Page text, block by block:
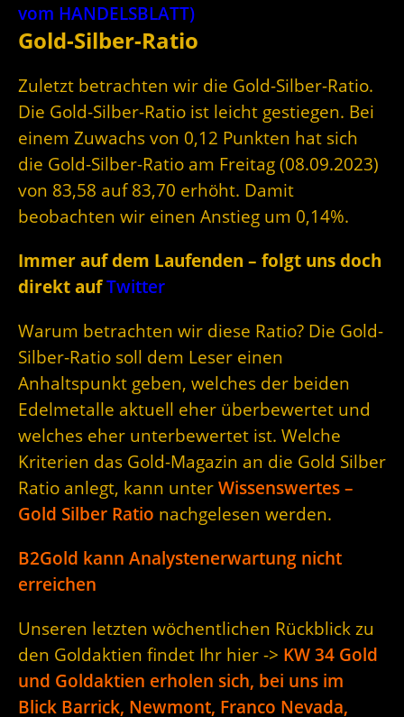
vom HANDELSBLATT)
Gold-Silber-Ratio
Zuletzt betrachten wir die Gold-Silber-Ratio.
Die Gold-Silber-Ratio ist leicht gestiegen. Bei
einem Zuwachs von 0,12 Punkten hat sich
die Gold-Silber-Ratio am Freitag (08.09.2023)
von 83,58 auf 83,70 erhöht. Damit
beobachten wir einen Anstieg um 0,14%.
Immer auf dem Laufenden – folgt uns doch
direkt aufTwitter
Warum betrachten wir diese Ratio? Die Gold-
Silber-Ratio soll dem Leser einen
Anhaltspunkt geben, welches der beiden
Edelmetalle aktuell eher überbewertet und
welches eher unterbewertet ist. Welche
Kriterien das Gold-Magazin an die Gold Silber
Ratio anlegt, kann unter Wissenswertes –
Gold Silber Ratio nachgelesen werden.
B2Gold kann Analystenerwartung nicht
erreichen
Unseren letzten wöchentlichen Rückblick zu
den Goldaktien findet Ihr hier -> KW 34 Gold
und Goldaktien erholen sich, bei uns im
Blick Barrick, Newmont, Franco Nevada,